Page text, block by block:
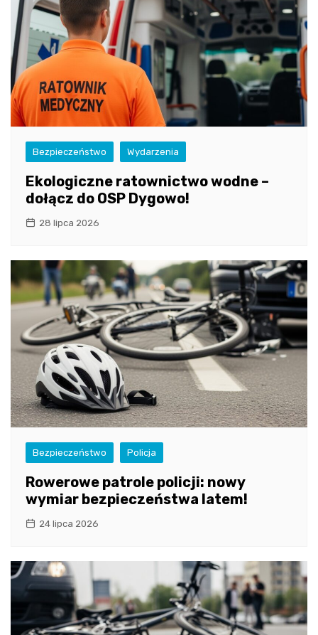
Bezpieczeństwo Wydarzenia
Ekologiczne ratownictwo wodne –
dołącz do OSP Dygowo!
28 lipca 2026
Bezpieczeństwo Policja
Rowerowe patrole policji: nowy
wymiar bezpieczeństwa latem!
24 lipca 2026